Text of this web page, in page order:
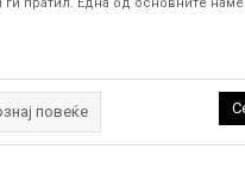
стремиме да бидат
се достапни на залиха.
процедурата може да трае до 15
понеделник
повеќе